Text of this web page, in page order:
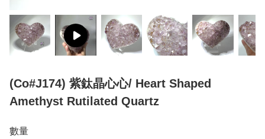
(Co#J174) 紫鈦晶心心/ Heart Shaped
Amethyst Rutilated Quartz
數量